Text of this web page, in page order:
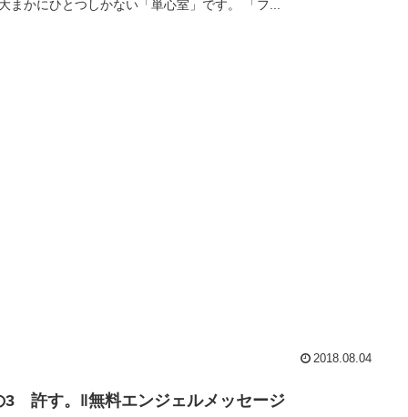
まかにひとつしかない「単心室」です。 「フ...
2018.08.04
3 許す。‖無料エンジェルメッセージ